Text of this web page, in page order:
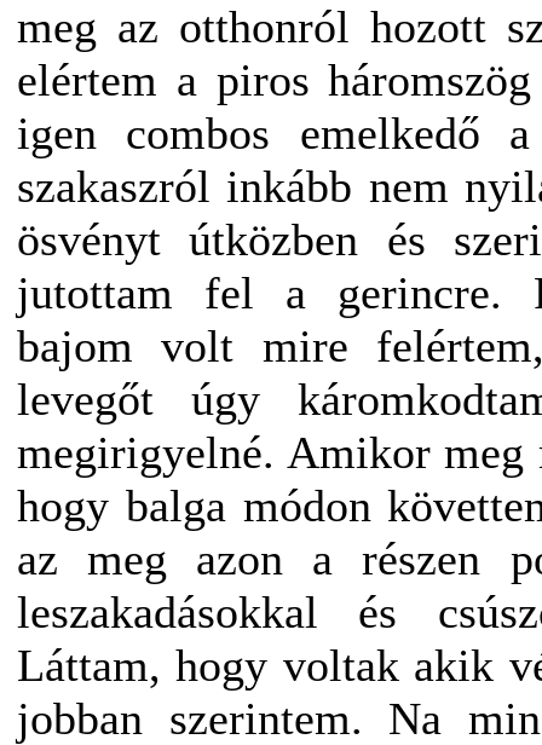
meg az otthonról hozott
elértem a piros
igen combos emelkedő
szakaszról inkább nem
ösvényt útközben és
jutottam fel a gerincre.
bajom volt mire
levegőt úgy
megirigyelné. Amikor meg
hogy balga módon
az meg azon a részen
leszakadásokkal és
Láttam, hogy voltak akik
jobban szerintem. Na